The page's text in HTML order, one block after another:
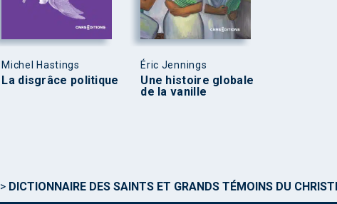
Michel Hastings
La disgrâce politique
Éric Jennings
Une histoire globale
de la vanille
> DICTIONNAIRE DES SAINTS ET GRANDS TÉMOINS DU